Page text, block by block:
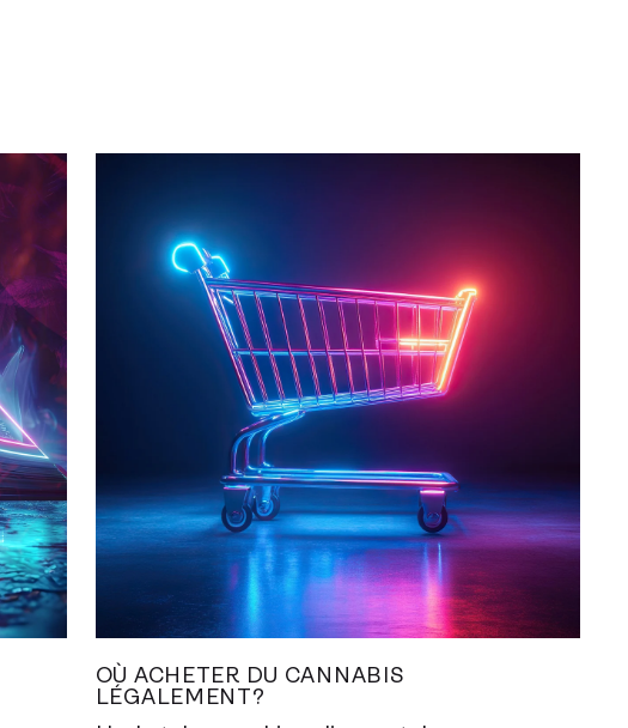
OÙ ACHETER DU CANNABIS
LÉGALEMENT?